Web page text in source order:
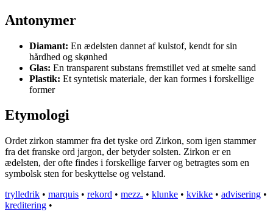
Antonymer
Diamant: En ædelsten dannet af kulstof, kendt for sin
hårdhed og skønhed
Glas: En transparent substans fremstillet ved at smelte sand
Plastik: Et syntetisk materiale, der kan formes i forskellige
former
Etymologi
Ordet zirkon stammer fra det tyske ord Zirkon, som igen stammer
fra det franske ord jargon, der betyder solsten. Zirkon er en
ædelsten, der ofte findes i forskellige farver og betragtes som en
symbolsk sten for beskyttelse og velstand.
trylledrik • marquis • rekord • mezz. • klunke • kvikke • advisering •
kreditering •